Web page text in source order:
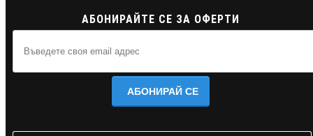
АБОНИРАЙТЕ СЕ ЗА ОФЕРТИ
АБОНИРАЙ СЕ